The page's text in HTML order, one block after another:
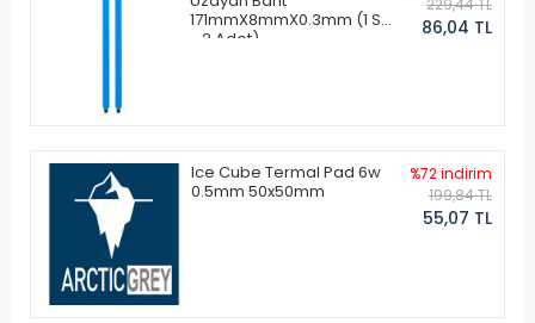
171mmX8mmX0.3mm (1 Set
- 2 Adet)
229,44 TL
86,04 TL
Ice Cube Termal Pad 6w
0.5mm 50x50mm
%72 indirim
199,84 TL
55,07 TL